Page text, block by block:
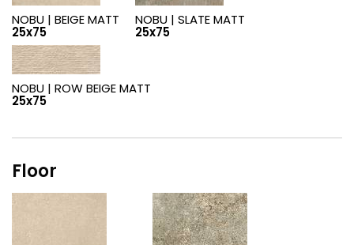
NOBU | BEIGE MATT
25x75
NOBU | SLATE MATT
25x75
NOBU | ROW BEIGE MATT
25x75
Floor